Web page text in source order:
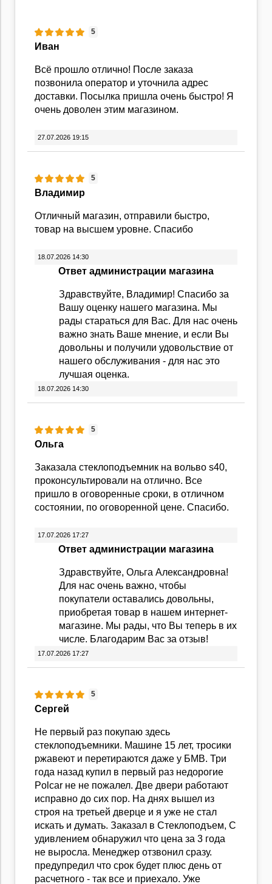
5
Иван
Всё прошло отлично! После заказа
позвонила оператор и уточнила адрес
доставки. Посылка пришла очень быстро! Я
очень доволен этим магазином.
27.07.2026 19:15
5
Владимир
Отличный магазин, отправили быстро,
товар на высшем уровне. Спасибо
18.07.2026 14:30
Ответ администрации магазина
Здравствуйте, Владимир! Спасибо за
Вашу оценку нашего магазина. Мы
рады стараться для Вас. Для нас очень
важно знать Ваше мнение, и если Вы
довольны и получили удовольствие от
нашего обслуживания - для нас это
лучшая оценка.
18.07.2026 14:30
5
Ольга
Заказала стеклоподъемник на вольво s40,
проконсультировали на отлично. Все
пришло в оговоренные сроки, в отличном
состоянии, по оговоренной цене. Спасибо.
17.07.2026 17:27
Ответ администрации магазина
Здравствуйте, Ольга Александровна!
Для нас очень важно, чтобы
покупатели оставались довольны,
приобретая товар в нашем интернет-
магазине. Мы рады, что Вы теперь в их
числе. Благодарим Вас за отзыв!
17.07.2026 17:27
5
Cергей
Не первый раз покупаю здесь
стеклоподъемники. Машине 15 лет, тросики
ржавеют и перетираются даже у БМВ. Три
года назад купил в первый раз недорогие
Polcar не не пожалел. Две двери работают
исправно до сих пор. На днях вышел из
строя на третьей дверце и я уже не стал
искать и думать. Заказал в Стеклоподъем, С
удивлением обнаружил что цена за 3 года
не выросла. Менеджер отзвонил сразу.
предупредил что срок будет плюс день от
расчетного - так все и приехало. Уже